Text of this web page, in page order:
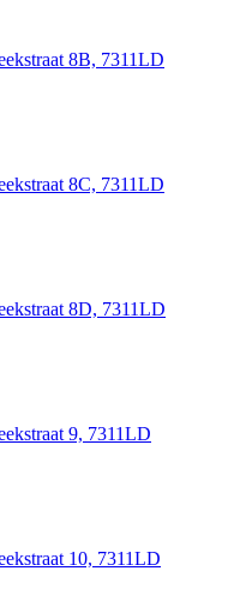
8B, 7311LD
8C, 7311LD
8D, 7311LD
9, 7311LD
10, 7311LD